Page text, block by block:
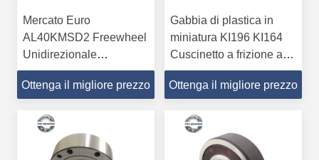
Mercato Euro
AL40KMSD2 Freewheel
Unidirezionale
Cuscinetto di frizione per
macchine industriali
Ottenga il migliore prezzo
Gabbia di plastica in
miniatura KI196 KI164
Cuscinetto a frizione a
senso unico 6x19x10mm
Ottenga il migliore prezzo